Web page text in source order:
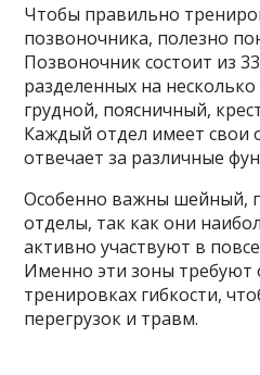
Чтобы правильно
позвоночника, полезно
Позвоночник состоит из
разделенных на
грудной, поясничный,
Каждый отдел имеет свои
отвечает за различные
Особенно важны шейный,
отделы, так как они
активно участвуют в
Именно эти зоны требуют
тренировках гибкости,
перегрузок и травм.